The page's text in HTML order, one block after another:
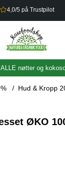
bonus på alt du
nøtter og
Hud & Kropp
ØKO
0 av 5 Antall
ØKO